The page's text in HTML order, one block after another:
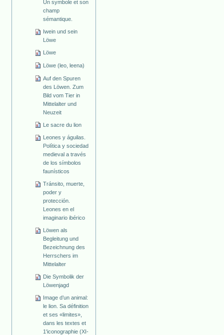
Un symbole et son
champ
sémantique.
Iwein und sein
Löwe
Löwe
Löwe (leo, leena)
Auf den Spuren
des Löwen. Zum
Bild vom Tier in
Mittelalter und
Neuzeit
Le sacre du lion
Leones y águilas.
Política y sociedad
medieval a través
de los símbolos
faunísticos
Tránsito, muerte,
poder y
protección.
Leones en el
imaginario ibérico
Löwen als
Begleitung und
Bezeichnung des
Herrschers im
Mittelalter
Die Symbolik der
Löwenjagd
Image d’un animal:
le lion. Sa définition
et ses «limites»,
dans les textes et
1'iconographie (XI-